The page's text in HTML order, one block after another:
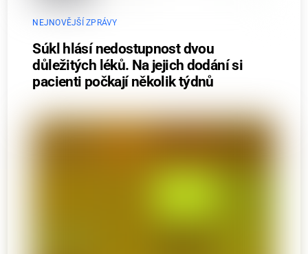
NEJNOVĚJŠÍ ZPRÁVY
Súkl hlásí nedostupnost dvou
důležitých léků. Na jejich dodání si
pacienti počkají několik týdnů